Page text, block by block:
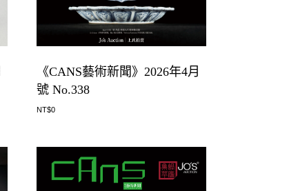
《CANS藝術新聞》2026年4月
號 No.338
NT$0